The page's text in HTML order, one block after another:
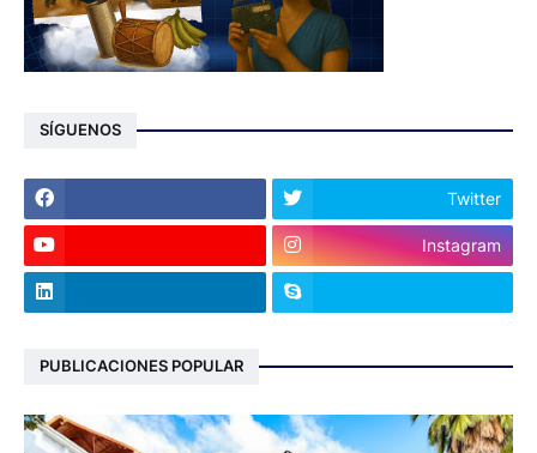
SÍGUENOS
Twitter
Instagram
PUBLICACIONES POPULAR